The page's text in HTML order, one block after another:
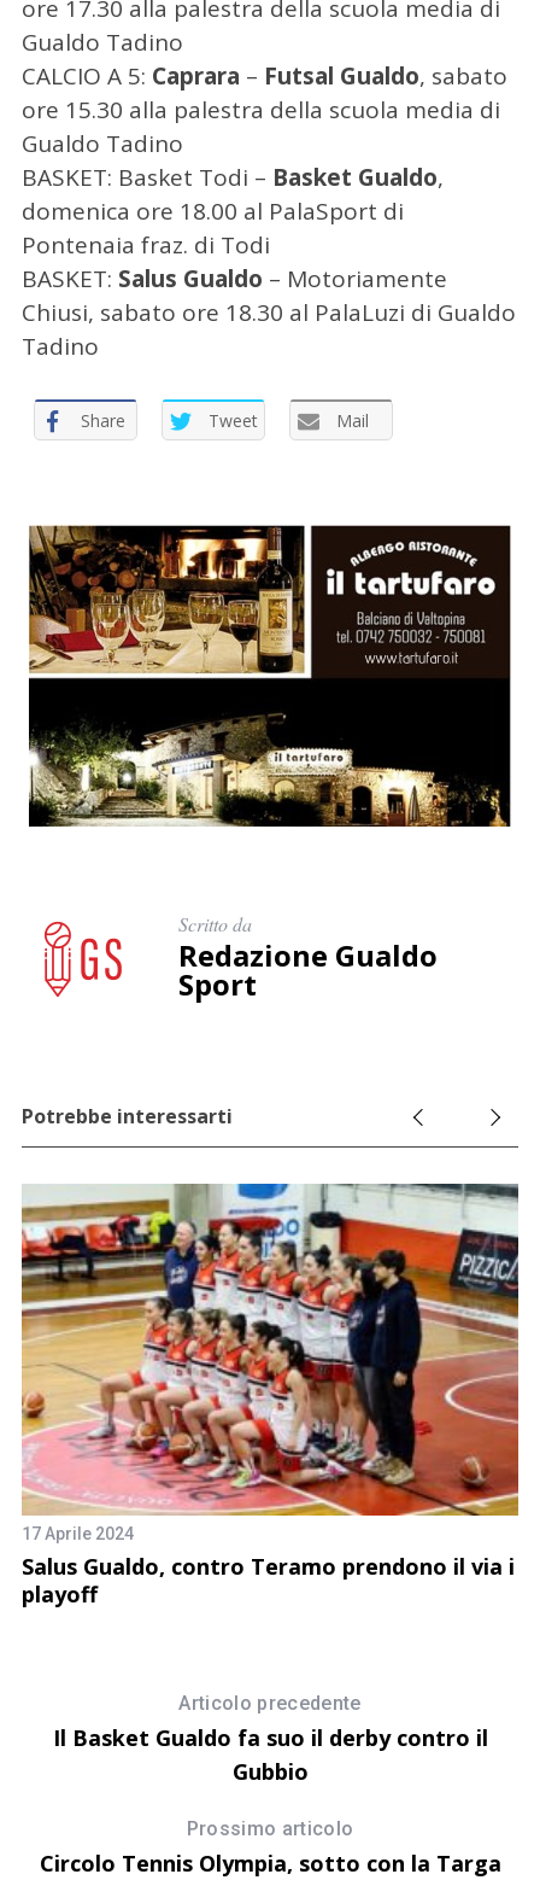
ore 17.30 alla palestra della scuola media di
Gualdo Tadino
CALCIO A 5: Caprara – Futsal Gualdo, sabato
ore 15.30 alla palestra della scuola media di
Gualdo Tadino
BASKET: Basket Todi – Basket Gualdo,
domenica ore 18.00 al PalaSport di
Pontenaia fraz. di Todi
BASKET: Salus Gualdo – Motoriamente
Chiusi, sabato ore 18.30 al PalaLuzi di Gualdo
Tadino
Share Tweet Mail
Scritto da
Redazione Gualdo
Sport
Potrebbe interessarti
17 Aprile 2024
Salus Gualdo, contro Teramo prendono il via i
playoff
Articolo precedente
Il Basket Gualdo fa suo il derby contro il
Gubbio
Prossimo articolo
Circolo Tennis Olympia, sotto con la Targa
c
a
p
e
: